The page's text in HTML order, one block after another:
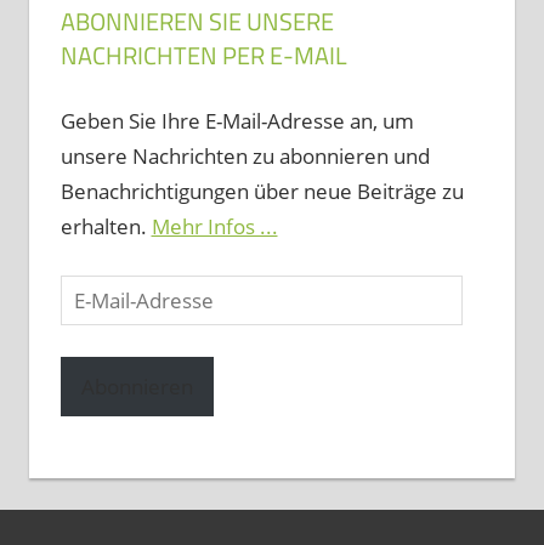
ABONNIEREN SIE UNSERE
NACHRICHTEN PER E-MAIL
Geben Sie Ihre E-Mail-Adresse an, um
unsere Nachrichten zu abonnieren und
Benachrichtigungen über neue Beiträge zu
erhalten. Mehr Infos ...
E-
Mail-
Adresse